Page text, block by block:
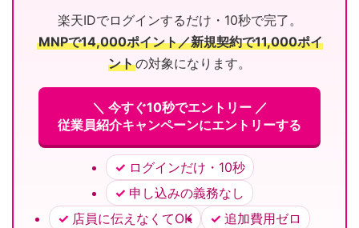
楽天IDでログインするだけ・10秒で完了。
MNPで14,000ポイント／新規契約で11,000ポイ
ントの対象になります。
＼ 今すぐ10秒でエントリー ／
従業員紹介キャンペーンにエントリーする
ログインだけ・10秒
申し込みの義務なし
店員に伝えなくてOK
追加費用ゼロ